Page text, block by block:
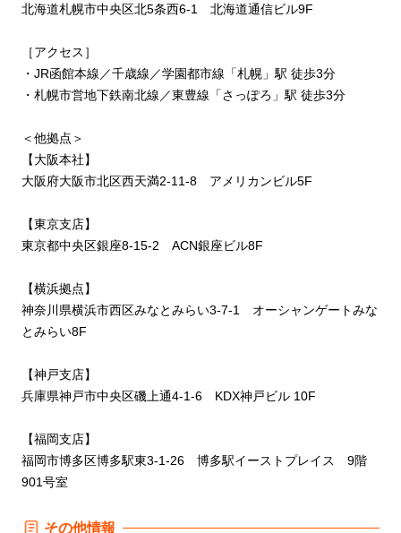
北海道札幌市中央区北5条西6-1 北海道通信ビル9F
［アクセス］
・JR函館本線／千歳線／学園都市線「札幌」駅 徒歩3分
・札幌市営地下鉄南北線／東豊線「さっぽろ」駅 徒歩3分
＜他拠点＞
【大阪本社】
大阪府大阪市北区西天満2-11-8 アメリカンビル5F
【東京支店】
東京都中央区銀座8-15-2 ACN銀座ビル8F
【横浜拠点】
神奈川県横浜市西区みなとみらい3-7-1 オーシャンゲートみな
とみらい8F
【神戸支店】
兵庫県神戸市中央区磯上通4-1-6 KDX神戸ビル 10F
【福岡支店】
福岡市博多区博多駅東3-1-26 博多駅イーストプレイス 9階
901号室
その他情報